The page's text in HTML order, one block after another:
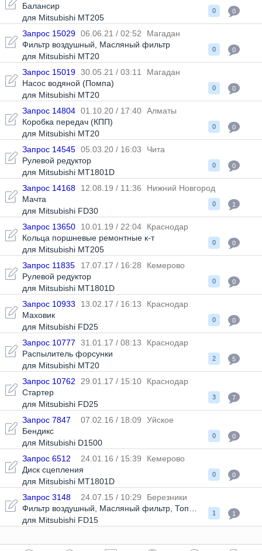
Балансир
для Mitsubishi MT205
0 0
Запрос 15029 06.06.21 / 02:52
Магадан
Фильтр воздушный
Масляный фильтр
для Mitsubishi MT20
0 0
Запрос 15019 30.05.21 / 03:11
Магадан
Насос водяной (Помпа)
для Mitsubishi MT20
0 0
Запрос 14804 01.10.20 / 17:40 Алматы
Коробка передач (КПП)
для Mitsubishi MT20
0 0
Запрос 14545 05.03.20 / 16:03
Чита
Рулевой редуктор
для Mitsubishi MT1801D
0 0
Запрос 14168 12.08.19 / 11:36
Нижний Новгород
Мачта
для Mitsubishi FD30
0 1
Запрос 13650 10.01.19 / 22:04
Краснодар
Кольца поршневые ремонтные к-т
для Mitsubishi MT205
0 0
Запрос 11835 17.07.17 / 16:28
Кемерово
Рулевой редуктор
для Mitsubishi MT1801D
0 0
Запрос 10933 13.02.17 / 16:13
Краснодар
Маховик
для Mitsubishi FD25
0 0
Запрос 10777 31.01.17 / 08:13
Краснодар
Распылитель форсунки
для Mitsubishi MT20
2 5
Запрос 10762 29.01.17 / 15:10
Краснодар
Стартер
для Mitsubishi FD25
3 7
Запрос 7847 07.02.16 / 18:09
Уйское
Бендикс
для Mitsubishi D1500
0 0
Запрос 6512 24.01.16 / 15:39
Кемерово
Диск сцепления
для Mitsubishi MT1801D
0 0
Запрос 3148 24.07.15 / 10:29
Березники
Фильтр воздушный
Масляный фильтр Топливный фильтр
для Mitsubishi FD15
1 1